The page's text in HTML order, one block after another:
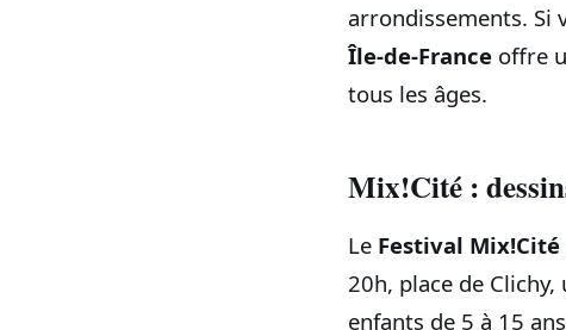
arrondissements. Si
Île-de-France offre
tous les âges.
Mix!Cité :
Le Festival Mix!Cité
20h, place de
enfants de 5 à 15